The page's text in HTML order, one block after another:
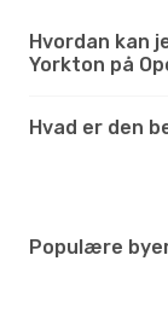
Hvordan kan
Yorkton på
Hvad er den
Populære